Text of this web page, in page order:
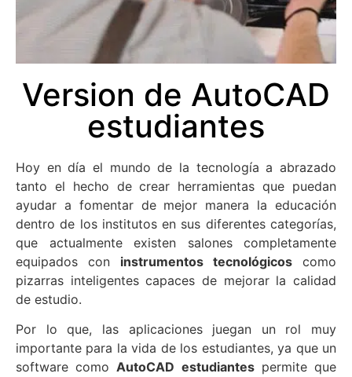
Version de AutoCAD
estudiantes
Hoy en día el mundo de la tecnología a abrazado
tanto el hecho de crear herramientas que puedan
ayudar a fomentar de mejor manera la educación
dentro de los institutos en sus diferentes categorías,
que actualmente existen salones completamente
equipados con instrumentos tecnológicos como
pizarras inteligentes capaces de mejorar la calidad
de estudio.
Por lo que, las aplicaciones juegan un rol muy
importante para la vida de los estudiantes, ya que un
software comoAutoCAD estudiantespermite que